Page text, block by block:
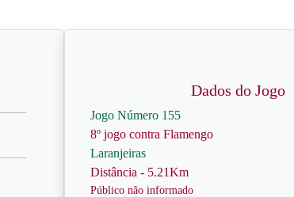
Dados do Jogo
Jogo Número 155
8º jogo contra Flamengo
Laranjeiras
Distância - 5.21Km
Público não informado